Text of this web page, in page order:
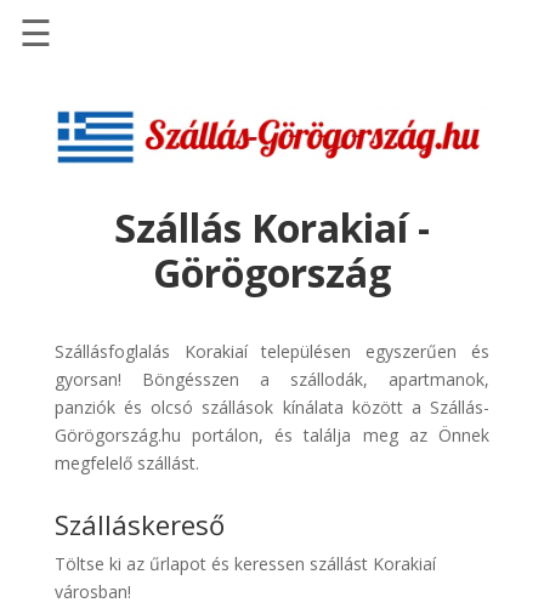
Szállások
Repülőjegy
pénzvisszatérítéssel
Discover
Cars
Transzfer
Kiwi
Taxi
☰
Szállás Korakiaí -
Görögország
Szállásfoglalás Korakiaí településen egyszerűen és
gyorsan! Böngésszen a szállodák, apartmanok,
panziók és olcsó szállások kínálata között a Szállás-
Görögország.hu portálon, és találja meg az Önnek
megfelelő szállást.
Szálláskereső
Töltse ki az űrlapot és keressen szállást Korakiaí
városban!